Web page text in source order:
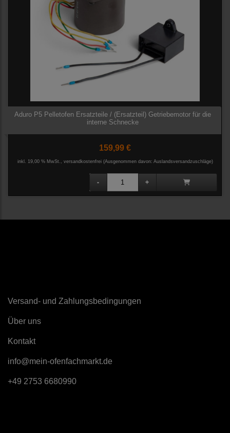
Aduro P5 Pelletofen Ersatzteile / (Ersatzteil) Getriebemotor für die
interne Schnecke
159,99 €
inkl. 19,00 % MwSt., versandkostenfrei (Ausgenommen davon: Auslandsversandzuschläge)
Versand- und Zahlungsbedingungen
Über uns
Kontakt
info@mein-ofenfachmarkt.de
+49 2753 6680990